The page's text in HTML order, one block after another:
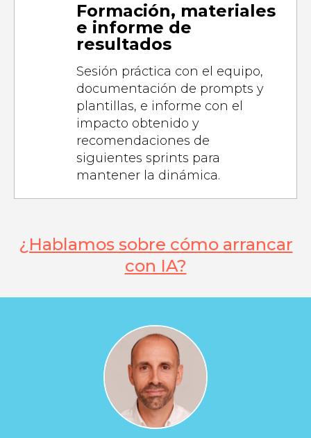
Formación, materiales
e informe de
resultados
Sesión práctica con el equipo,
documentación de prompts y
plantillas, e informe con el
impacto obtenido y
recomendaciones de
siguientes sprints para
mantener la dinámica.
¿Hablamos sobre cómo arrancar
con IA?